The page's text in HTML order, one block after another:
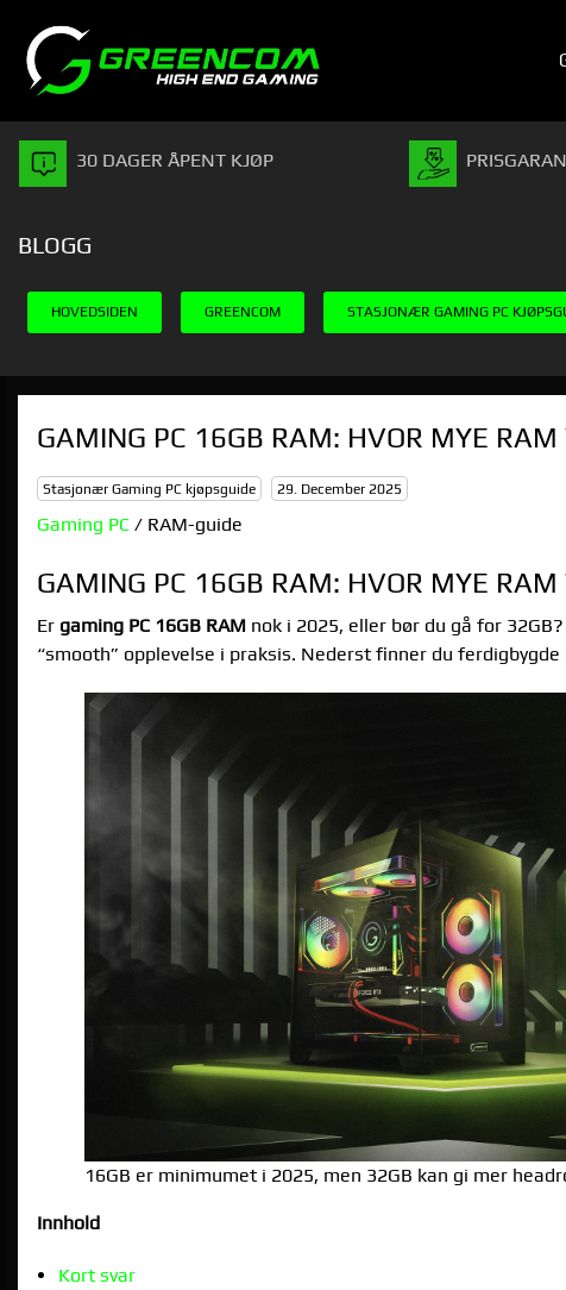
innholdet
PRODUKTER
30 DAGER ÅPENT KJØP
BLOGG
HOVEDSIDEN GREENCOM STASJONÆR GAMING PC
GAMING PC 16GB RAM: HVOR MYE
Stasjonær Gaming PC kjøpsguide 29. December 2025
Gaming PC / RAM-guide
GAMING PC 16GB RAM: HVOR MYE
Er gaming PC 16GB RAM nok i 2025, eller bør du gå for
“smooth” opplevelse i praksis. Nederst finner du
16GB er minimumet i 2025, men 32GB kan gi mer
Innhold
Kort svar